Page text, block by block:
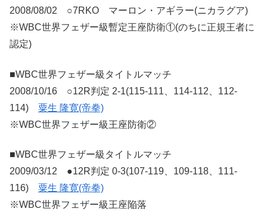
2008/08/02 ○7RKO マーロン・アギラー(ニカラグア)
※WBC世界フェザー級暫定王座防衛①(のちに正規王者に
認定)
■WBC世界フェザー級タイトルマッチ
2008/10/16 ○12R判定 2-1(115-111、114-112、112-
114) 粟生 隆寛(帝拳)
※WBC世界フェザー級王座防衛②
■WBC世界フェザー級タイトルマッチ
2009/03/12 ●12R判定 0-3(107-119、109-118、111-
116) 粟生 隆寛(帝拳)
※WBC世界フェザー級王座陥落